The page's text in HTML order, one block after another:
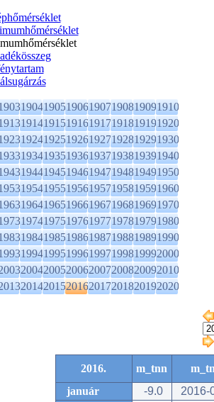
1904190519061907190819091910
1914191519161917191819191920
1924192519261927192819291930
1934193519361937193819391940
1944194519461947194819491950
1954195519561957195819591960
1964196519661967196819691970
1974197519761977197819791980
1984198519861987198819891990
1994199519961997199819992000
2004200520062007200820092010
2014201520162017201820192020
2016. m_tnn
január
-9.0
2016-